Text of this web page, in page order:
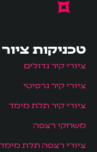
טכניקות ציור
ציורי קיר גדולים
ציורי קיר גרפיטי
ציורי קיר תלת מימד
משחקי רצפה
ציורי רצפה תלת מימד